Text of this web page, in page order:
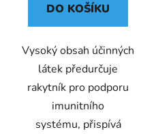
DO KOŠÍKU
Vysoký obsah účinných
látek předurčuje
rakytník pro podporu
imunitního
systému, přispívá